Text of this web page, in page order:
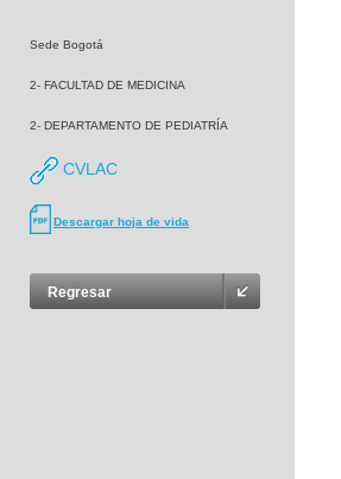
Sede Bogotá
2- FACULTAD DE MEDICINA
2- DEPARTAMENTO DE PEDIATRÍA
CVLAC
Descargar hoja de vida
Regresar